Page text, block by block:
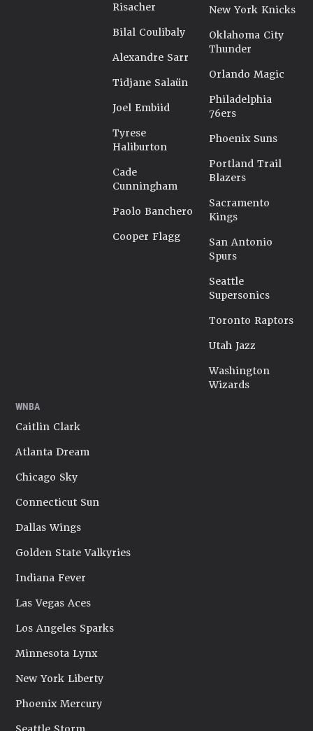
Risacher
Bilal Coulibaly
Alexandre Sarr
Tidjane Salaün
Joel Embiid
Tyrese
Haliburton
Cade
Cunningham
Paolo Banchero
Cooper Flagg
New York Knicks
Oklahoma City
Thunder
Orlando Magic
Philadelphia
76ers
Phoenix Suns
Portland Trail
Blazers
Sacramento
Kings
San Antonio
Spurs
Seattle
Supersonics
Toronto Raptors
Utah Jazz
Washington
Wizards
WNBA
Caitlin Clark
Atlanta Dream
Chicago Sky
Connecticut Sun
Dallas Wings
Golden State Valkyries
Indiana Fever
Las Vegas Aces
Los Angeles Sparks
Minnesota Lynx
New York Liberty
Phoenix Mercury